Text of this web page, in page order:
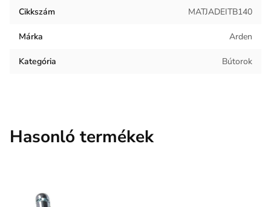
Keret anyaga Zsákrugó
Kárpit anyaga Szövet
Cikkszám MATJADEITB140
Márka Arden
Kategória Bútorok
Hasonló termékek